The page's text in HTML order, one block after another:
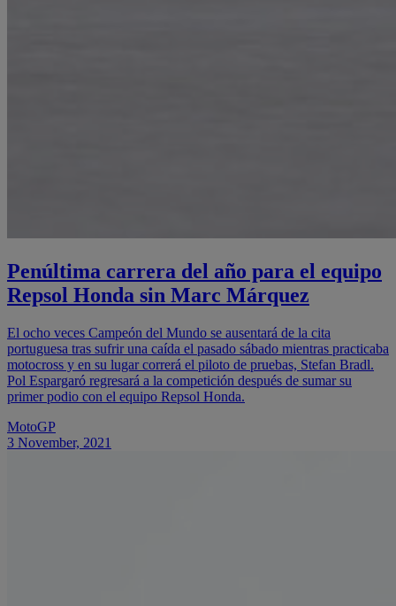
Penúltima carrera del año para el equipo
Repsol Honda sin Marc Márquez
El ocho veces Campeón del Mundo se ausentará de la cita
portuguesa tras sufrir una caída el pasado sábado mientras practicaba
motocross y en su lugar correrá el piloto de pruebas, Stefan Bradl.
Pol Espargaró regresará a la competición después de sumar su
primer podio con el equipo Repsol Honda.
MotoGP
3 November, 2021